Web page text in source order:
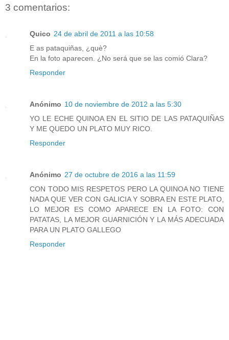
3 comentarios:
Quico 24 de abril de 2011 a las 10:58
E as pataquiñas, ¿què?
En la foto aparecen. ¿No será que se las comió Clara?
Responder
Anónimo 10 de noviembre de 2012 a las 5:30
YO LE ECHE QUINOA EN EL SITIO DE LAS PATAQUIÑAS
Y ME QUEDO UN PLATO MUY RICO.
Responder
Anónimo 27 de octubre de 2016 a las 11:59
CON TODO MIS RESPETOS PERO LA QUINOA NO TIENE
NADA QUE VER CON GALICIA Y SOBRA EN ESTE PLATO,
LO MEJOR ES COMO APARECE EN LA FOTO: CON
PATATAS, LA MEJOR GUARNICIÓN Y LA MÁS ADECUADA
PARA UN PLATO GALLEGO
Responder